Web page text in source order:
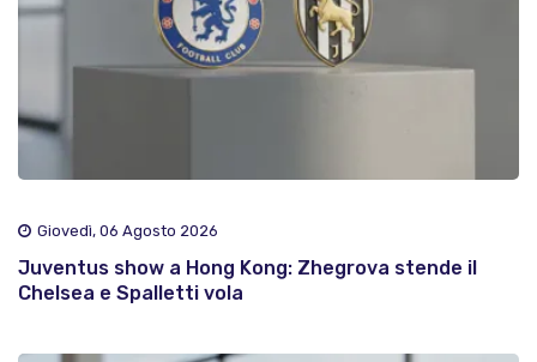
Giovedì, 06 Agosto 2026
Juventus show a Hong Kong: Zhegrova stende il
Chelsea e Spalletti vola